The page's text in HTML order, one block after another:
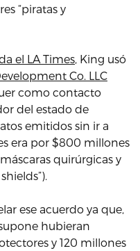
“piratas y
el LA Times, King usó
Co. LLC
como contacto
del estado de
emitidos sin ir a
era por $800 millones
quirúrgicas y
ese acuerdo ya que,
hubieran
y 120 millones